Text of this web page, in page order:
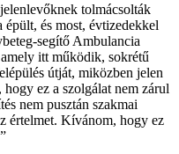
tolmácsolták
épült, és most, évtizedekkel
segítő Ambulancia
amely itt működik, sokrétű
útját, miközben jelen
ez a szolgálat nem zárul
nem pusztán szakmai
értelmet. Kívánom, hogy ez